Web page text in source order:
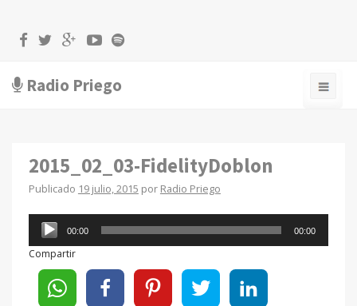
Radio Priego
2015_02_03-FidelityDoblon
Publicado 19 julio, 2015 por Radio Priego
Reproductor
audio
00:00 00:00
Compartir